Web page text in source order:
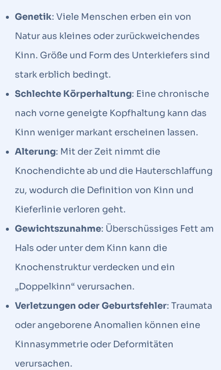
Genetik: Viele Menschen erben ein von
Natur aus kleines oder zurückweichendes
Kinn. Größe und Form des Unterkiefers sind
stark erblich bedingt.
Schlechte Körperhaltung: Eine chronische
nach vorne geneigte Kopfhaltung kann das
Kinn weniger markant erscheinen lassen.
Alterung: Mit der Zeit nimmt die
Knochendichte ab und die Hauterschlaffung
zu, wodurch die Definition von Kinn und
Kieferlinie verloren geht.
Gewichtszunahme: Überschüssiges Fett am
Hals oder unter dem Kinn kann die
Knochenstruktur verdecken und ein
„Doppelkinn“ verursachen.
Verletzungen oder Geburtsfehler: Traumata
oder angeborene Anomalien können eine
Kinnasymmetrie oder Deformitäten
verursachen.